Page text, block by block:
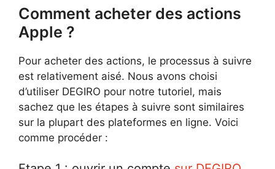
Comment acheter des actions
Apple ?
Pour acheter des actions, le processus à suivre
est relativement aisé. Nous avons choisi
d’utiliser DEGIRO pour notre tutoriel, mais
sachez que les étapes à suivre sont similaires
sur la plupart des plateformes en ligne. Voici
comme procéder :